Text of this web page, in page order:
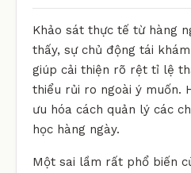
Khảo sát thực tế từ hàng
thấy, sự chủ động tái
giúp cải thiện rõ rệt tỉ lệ
thiểu rủi ro ngoài ý muốn.
ưu hóa cách quản lý các
học hàng ngày.
Một sai lầm rất phổ biến